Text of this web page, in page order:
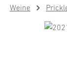
Weine
Bildergalerie